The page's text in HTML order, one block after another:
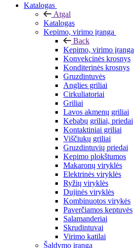
Katalogas
Atgal
Katalogas
Kepimo, virimo įranga
Back
Kepimo, virimo įranga
Konvekcinės krosnys
Konditerinės krosnys
Gruzdintuvės
Anglies griliai
Cirkuliatoriai
Griliai
Lavos akmenų griliai
Kebabų griliai, priedai
Kontaktiniai griliai
Viščiukų griliai
Gruzdintuvių priedai
Kepimo plokštumos
Makaronų viryklės
Elektrinės viryklės
Ryžių viryklės
Dujinės viryklės
Kombinuotos virykės
Paverčiamos keptuvės
Salamanderiai
Skrudintuvai
Virimo katilai
Šaldymo įranga